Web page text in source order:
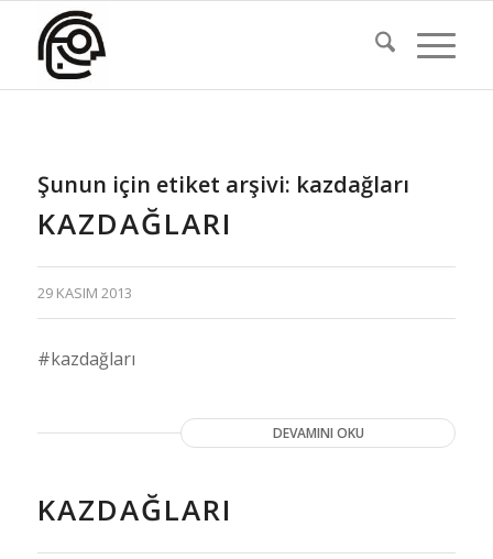
Şunun için etiket arşivi: kazdağları
KAZDAĞLARI
29 KASIM 2013
#kazdağları
DEVAMINI OKU
KAZDAĞLARI